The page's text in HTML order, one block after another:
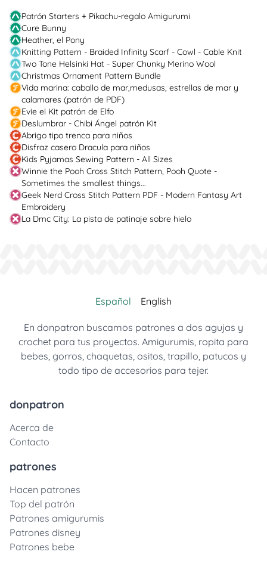
Patrón Starters + Pikachu-regalo Amigurumi
Cure Bunny
Heather, el Pony
Knitting Pattern - Braided Infinity Scarf - Cowl - Cable Knit
Two Tone Helsinki Hat - Super Chunky Merino Wool
Christmas Ornament Pattern Bundle
Vida marina: caballo de mar,medusas, estrellas de mar y
calamares (patrón de PDF)
Evie el Kit patrón de Elfo
Deslumbrar - Chibi Ángel patrón Kit
Abrigo tipo trenca para niños
Disfraz casero Dracula para niños
Kids Pyjamas Sewing Pattern - All Sizes
Winnie the Pooh Cross Stitch Pattern, Pooh Quote -
Sometimes the smallest things...
Geek Nerd Cross Stitch Pattern PDF - Modern Fantasy Art
Embroidery
La Dmc City: La pista de patinaje sobre hielo
Español English
En donpatron buscamos patrones a dos agujas y
crochet para tus proyectos. Amigurumis, ropita para
bebes, gorros, chaquetas, ositos, trapillo, patucos y
todo tipo de accesorios para tejer.
donpatron
Acerca de
Contacto
patrones
Hacen patrones
Top del patrón
Patrones amigurumis
Patrones disney
Patrones bebe